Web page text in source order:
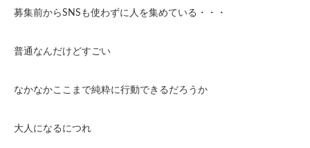
募集前からSNSも使わずに人を集めている・・・
普通なんだけどすごい
なかなかここまで純粋に行動できるだろうか
大人になるにつれ